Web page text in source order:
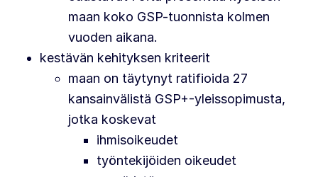
maan koko GSP-tuonnista kolmen
vuoden aikana.
kestävän kehityksen kriteerit
maan on täytynyt ratifioida 27
kansainvälistä GSP+-yleissopimusta,
jotka koskevat
ihmisoikeudet
työntekijöiden oikeudet